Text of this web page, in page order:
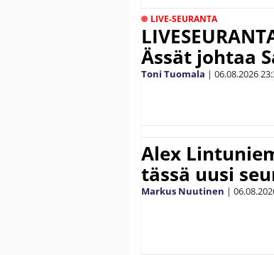
LIVE-SEURANTA
Ässät johtaa
Toni Tuomala | 06.08.2026
Alex
tässä uusi
Markus Nuutinen |